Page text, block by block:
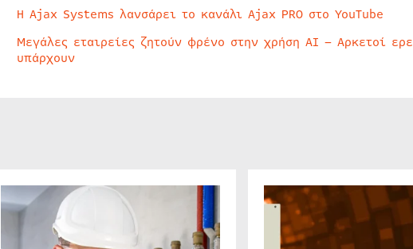
Η Ajax Systems λανσάρει το κανάλι Ajax PRO στο YouTube
Μεγάλες εταιρείες ζητούν φρένο στην χρήση AI – Αρκετοί
υπάρχουν